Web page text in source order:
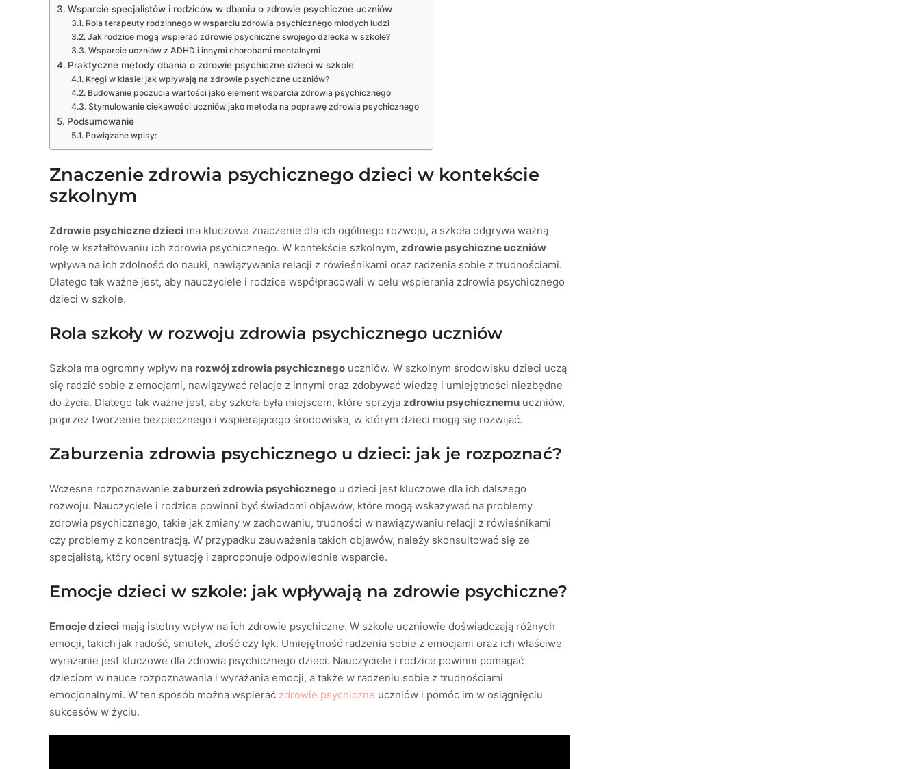
Wsparcie specjalistów i rodziców w dbaniu o zdrowie psychiczne uczniów
Rola terapeuty rodzinnego w wsparciu zdrowia psychicznego młodych ludzi
Jak rodzice mogą wspierać zdrowie psychiczne swojego dziecka w szkole?
Wsparcie uczniów z ADHD i innymi chorobami mentalnymi
Praktyczne metody dbania o zdrowie psychiczne dzieci w szkole
Kręgi w klasie: jak wpływają na zdrowie psychiczne uczniów?
Budowanie poczucia wartości jako element wsparcia zdrowia psychicznego
Stymulowanie ciekawości uczniów jako metoda na poprawę zdrowia psychicznego
Podsumowanie
Powiązane wpisy:
Znaczenie zdrowia psychicznego dzieci w kontekście
szkolnym
Zdrowie psychiczne dzieci ma kluczowe znaczenie dla ich ogólnego rozwoju, a szkoła odgrywa ważną
rolę w kształtowaniu ich zdrowia psychicznego. W kontekście szkolnym, zdrowie psychiczne uczniów
wpływa na ich zdolność do nauki, nawiązywania relacji z rówieśnikami oraz radzenia sobie z trudnościami.
Dlatego tak ważne jest, aby nauczyciele i rodzice współpracowali w celu wspierania zdrowia psychicznego
dzieci w szkole.
Rola szkoły w rozwoju zdrowia psychicznego uczniów
Szkoła ma ogromny wpływ na rozwój zdrowia psychicznego uczniów. W szkolnym środowisku dzieci uczą
się radzić sobie z emocjami, nawiązywać relacje z innymi oraz zdobywać wiedzę i umiejętności niezbędne
do życia. Dlatego tak ważne jest, aby szkoła była miejscem, które sprzyja zdrowiu psychicznemu uczniów,
poprzez tworzenie bezpiecznego i wspierającego środowiska, w którym dzieci mogą się rozwijać.
Zaburzenia zdrowia psychicznego u dzieci: jak je rozpoznać?
Wczesne rozpoznawanie zaburzeń zdrowia psychicznego u dzieci jest kluczowe dla ich dalszego
rozwoju. Nauczyciele i rodzice powinni być świadomi objawów, które mogą wskazywać na problemy
zdrowia psychicznego, takie jak zmiany w zachowaniu, trudności w nawiązywaniu relacji z rówieśnikami
czy problemy z koncentracją. W przypadku zauważenia takich objawów, należy skonsultować się ze
specjalistą, który oceni sytuację i zaproponuje odpowiednie wsparcie.
Emocje dzieci w szkole: jak wpływają na zdrowie psychiczne?
Emocje dzieci mają istotny wpływ na ich zdrowie psychiczne. W szkole uczniowie doświadczają różnych
emocji, takich jak radość, smutek, złość czy lęk. Umiejętność radzenia sobie z emocjami oraz ich właściwe
wyrażanie jest kluczowe dla zdrowia psychicznego dzieci. Nauczyciele i rodzice powinni pomagać
dzieciom w nauce rozpoznawania i wyrażania emocji, a także w radzeniu sobie z trudnościami
emocjonalnymi. W ten sposób można wspierać zdrowie psychiczne uczniów i pomóc im w osiągnięciu
sukcesów w życiu.